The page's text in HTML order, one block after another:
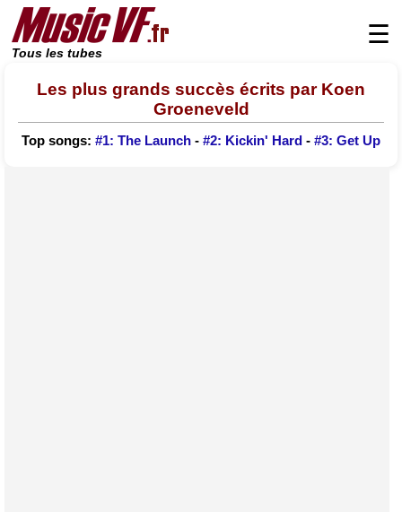
Tous les tubes
☰
Les plus grands succès écrits par Koen
Groeneveld
Top songs: #1: The Launch - #2: Kickin' Hard - #3: Get Up